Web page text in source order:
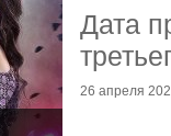
Дата
26 апреля